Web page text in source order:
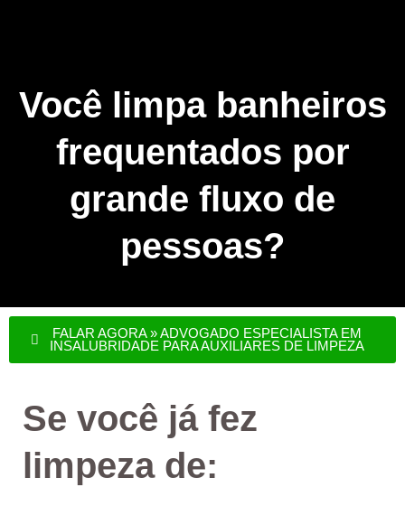
Você limpa banheiros
frequentados por
grande fluxo de
pessoas?
FALAR AGORA » ADVOGADO ESPECIALISTA EM
INSALUBRIDADE PARA AUXILIARES DE LIMPEZA
Se você já fez
limpeza de: